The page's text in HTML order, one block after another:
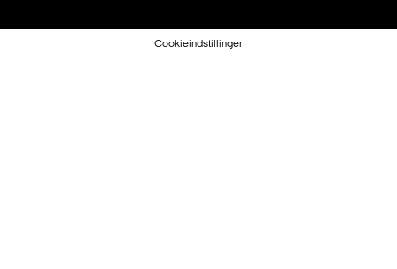
Cookieindstillinger